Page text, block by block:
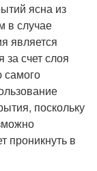
ясна из
в случае
является
за счет слоя
самого
поскольку
проникнуть в